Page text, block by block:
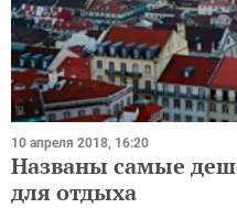
10 апреля 2018, 16:20
Названы самые
для отдыха